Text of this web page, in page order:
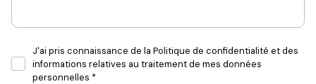
J'ai pris connaissance de la Politique de confidentialité et des
informations relatives au traitement de mes données
personnelles *